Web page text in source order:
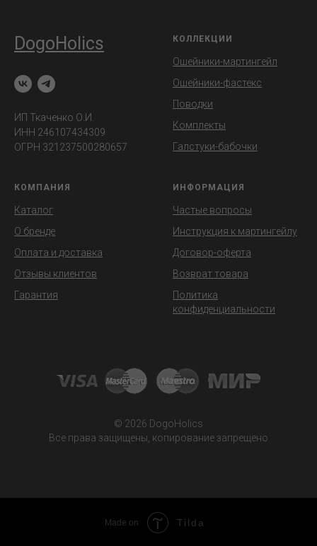
DogoHolics
ИП Ткаченко О.И.
ИНН 246107434309
ОГРН 321237500280657
КОЛЛЕКЦИИ
Ошейники-мартингейл
Ошейники-фастекс
Поводки
Комплекты
Галстуки-бабочки
КОМПАНИЯ
Каталог
О бренде
Оплата и доставка
Отзывы клиентов
Гарантия
ИНФОРМАЦИЯ
Частые вопросы
Инструкция к мартингейлу
Договор-оферта
Возврат товара
Политика
конфиденциальности
© 2026 DogoHolics
Все права защищены, копирование запрещено
Made on Tilda